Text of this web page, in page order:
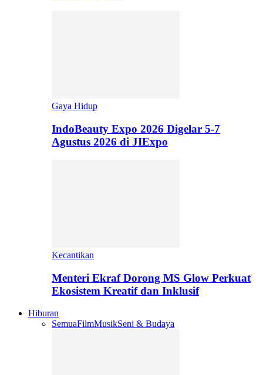
Gaya Hidup
IndoBeauty Expo 2026 Digelar 5-7
Agustus 2026 di JIExpo
Kecantikan
Menteri Ekraf Dorong MS Glow Perkuat
Ekosistem Kreatif dan Inklusif
Hiburan
SemuaFilmMusikSeni & Budaya